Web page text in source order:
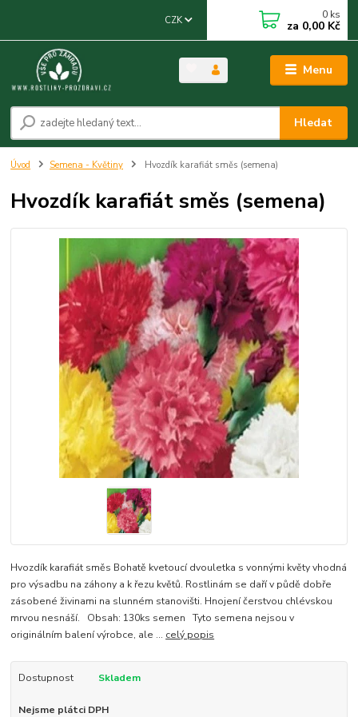
Menu
CZK
Hledat
0 ks
za 0,00 Kč
Úvod Semena - Květiny Hvozdík karafiát směs (semena)
Hvozdík karafiát směs (semena)
Hvozdík karafiát směs Bohatě kvetoucí dvouletka s vonnými květy vhodná
pro výsadbu na záhony a k řezu květů. Rostlinám se daří v půdě dobře
zásobené živinami na slunném stanovišti. Hnojení čerstvou chlévskou
mrvou nesnáší. Obsah: 130ks semen Tyto semena nejsou v
originálním balení výrobce, ale ... celý popis
Dostupnost Skladem
Nejsme plátci DPH